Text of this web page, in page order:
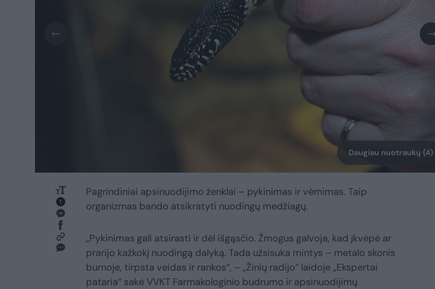
Daugiau nuotraukų (4)
Pagrindiniai apsinuodijimo ženklai – pykinimas ir vėmimas. Taip
organizmas bando atsikratyti nuodingų medžiagų.
„Pykinimas gali atsirasti ir dėl išgąsčio. Žmogus galvoja, kad įkvėpė ar
prarijo kažkokį nuodingą dalyką. Tada užsisuka mintys – metalo skonis
burnoje, tirpsta veidas ir rankos“, – „Žinių radijo“ laidoje „Ekspertai
pataria“ sakė VVKT Farmakologinio budrumo ir apsinuodijimų